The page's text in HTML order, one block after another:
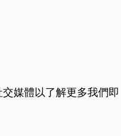
交媒體以了解更多我們即